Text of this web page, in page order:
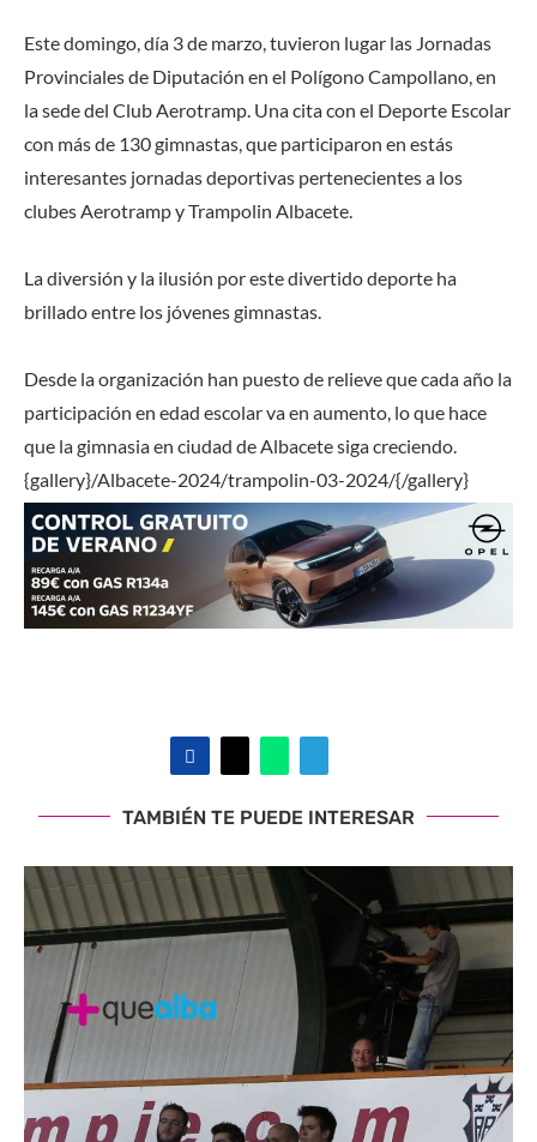
Este domingo, día 3 de marzo, tuvieron lugar las Jornadas
Provinciales de Diputación en el Polígono Campollano, en
la sede del Club Aerotramp. Una cita con el Deporte Escolar
con más de 130 gimnastas, que participaron en estás
interesantes jornadas deportivas pertenecientes a los
clubes Aerotramp y Trampolin Albacete.
La diversión y la ilusión por este divertido deporte ha
brillado entre los jóvenes gimnastas.
Desde la organización han puesto de relieve que cada año la
participación en edad escolar va en aumento, lo que hace
que la gimnasia en ciudad de Albacete siga creciendo.
{gallery}/Albacete-2024/trampolin-03-2024/{/gallery}
TAMBIÉN TE PUEDE INTERESAR